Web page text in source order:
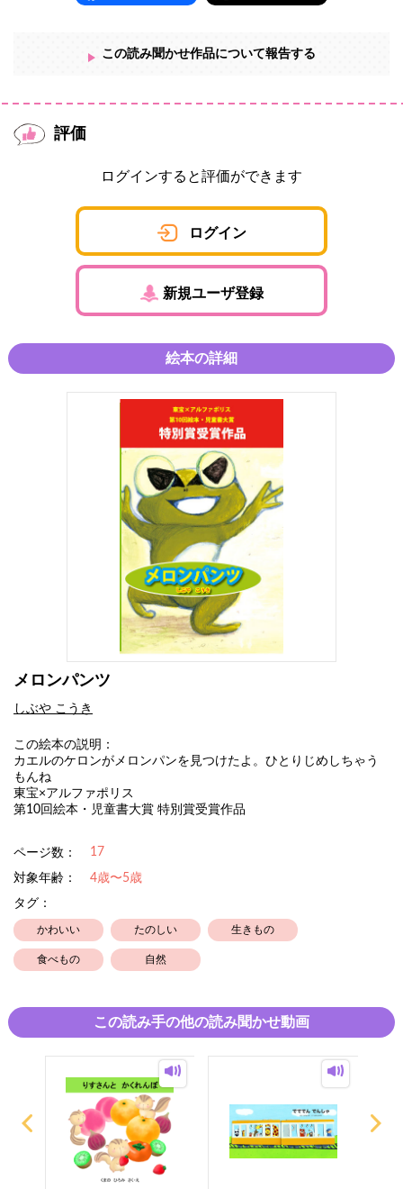
この読み聞かせ作品について報告する
評価
ログインすると評価ができます
ログイン
新規ユーザ登録
絵本の詳細
メロンパンツ
しぶや こうき
この絵本の説明：
カエルのケロンがメロンパンを見つけたよ。ひとりじめしちゃう
もんね
東宝×アルファポリス
第10回絵本・児童書大賞 特別賞受賞作品
ページ数： 17
対象年齢：
4歳〜5歳
タグ：
かわいい たのしい 生きもの
食べもの 自然
この読み手の他の読み聞かせ動画